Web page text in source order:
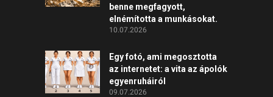
benne megfagyott,
elnémította a munkásokat.
10.07.2026
Egy fotó, ami megosztotta
az internetet: a vita az ápolók
egyenruháiról
09.07.2026